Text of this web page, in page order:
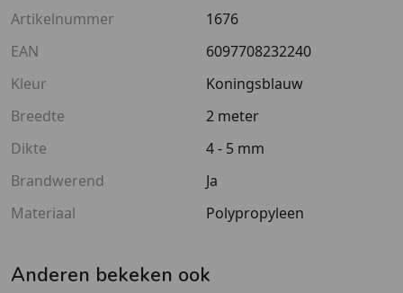
Artikelnummer
1676
EAN
6097708232240
Kleur
Koningsblauw
Breedte
2 meter
Dikte
4 - 5 mm
Brandwerend
Ja
Materiaal
Polypropyleen
Anderen bekeken ook